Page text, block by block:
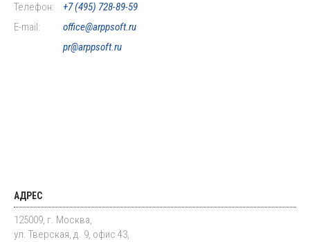
Телефон:
+7 (495) 728-89-59
E-mail:
office@arppsoft.ru
pr@arppsoft.ru
АДРЕС
125009, г. Москва,
ул. Тверская, д. 9, офис 43,